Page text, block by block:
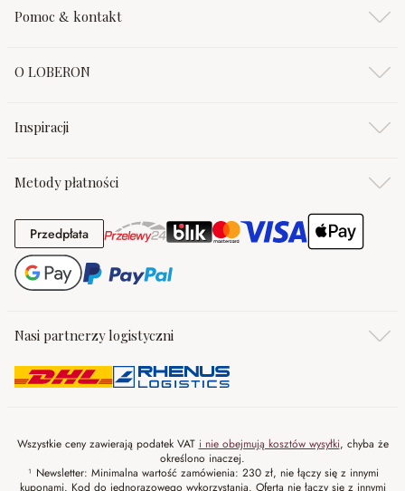
Pomoc & kontakt
O LOBERON
Inspiracji
Metody płatności
PrzedpłataPrzedpłata
Nasi partnerzy logistyczni
Wszystkie ceny zawierają podatek VAT i nie obejmują kosztów wysyłki, chyba że
określono inaczej.
¹ Newsletter: Minimalna wartość zamówienia: 230 zł, nie łączy się z innymi
kuponami. Kod do jednorazowego wykorzystania. Oferta nie łączy się z innymi